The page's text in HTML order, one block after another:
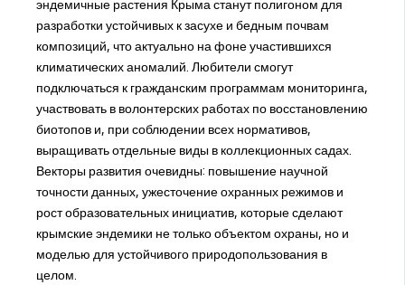
эндемичные растения Крыма станут полигоном для
разработки устойчивых к засухе и бедным почвам
композиций, что актуально на фоне участившихся
климатических аномалий. Любители смогут
подключаться к гражданским программам мониторинга,
участвовать в волонтерских работах по восстановлению
биотопов и, при соблюдении всех нормативов,
выращивать отдельные виды в коллекционных садах.
Векторы развития очевидны: повышение научной
точности данных, ужесточение охранных режимов и
рост образовательных инициатив, которые сделают
крымские эндемики не только объектом охраны, но и
моделью для устойчивого природопользования в
целом.